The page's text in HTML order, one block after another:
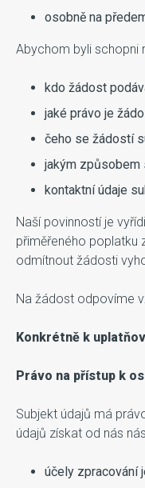
osobně na
Abychom byli schopni
kdo žádost
jaké právo je
čeho se žádostí
jakým způsobem
kontaktní údaje
Naší povinností je
přiměřeného poplatku
odmítnout žádosti
Na žádost odpovíme
Konkrétně k
Právo na přístup k
Subjekt údajů má
údajů získat od nás
účely zpracování